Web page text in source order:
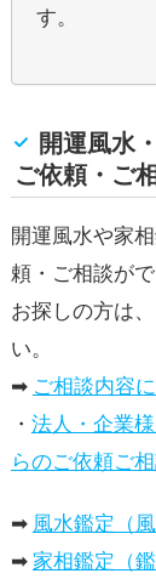
す。
開運風水
ご依頼・ご
開運風水や家
頼・ご相談が
お探しの方は
い。
➡ ご相談内容
・ 法人・企業
らのご依頼ご
➡ 風水鑑定（風
➡ 家相鑑定（鑑